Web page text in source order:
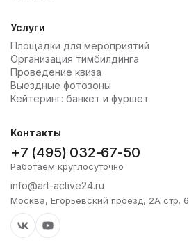
Услуги
Площадки для мероприятий
Организация тимбилдинга
Проведение квиза
Выездные фотозоны
Кейтеринг: банкет и фуршет
Контакты
+7 (495) 032-67-50
Работаем круглосуточно
info@art-active24.ru
Москва, Егорьевский проезд, 2А стр. 6